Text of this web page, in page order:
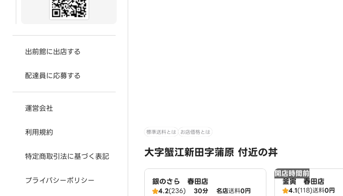
出前館に出店する
配達員に応募する
運営会社
利用規約
特定商取引法に基づく表記
プライバシーポリシー
標準送料とは お店価格とは
大字蟹江新田字蒲原 付近の丼
銀のさら 春田店
4.2(236) 30分 名店送料0円
開店時間前
釜寅 春田店
4.1(118)送料0円